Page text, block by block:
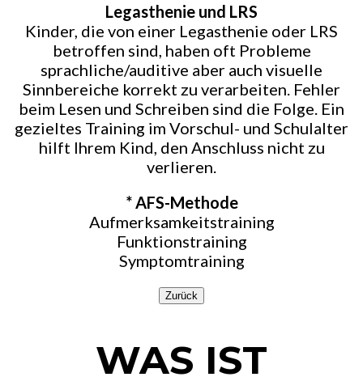
Legasthenie und LRS
Kinder, die von einer Legasthenie oder LRS
betroffen sind, haben oft Probleme
sprachliche/auditive aber auch visuelle
Sinnbereiche korrekt zu verarbeiten. Fehler
beim Lesen und Schreiben sind die Folge. Ein
gezieltes Training im Vorschul- und Schulalter
hilft Ihrem Kind, den Anschluss nicht zu
verlieren.
* AFS-Methode
Aufmerksamkeitstraining
Funktionstraining
Symptomtraining
Zurück
WAS IST